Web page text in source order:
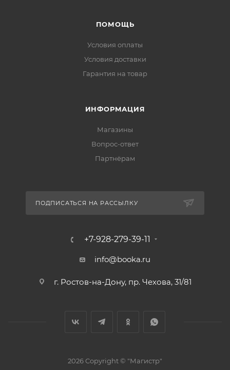
ПОМОЩЬ
Условия оплаты
Условия доставки
Гарантия на товар
ИНФОРМАЦИЯ
Магазины
Вопрос-ответ
Партнёрам
ПОДПИСАТЬСЯ НА РАССЫЛКУ
+7-928-279-39-11
info@booka.ru
г. Ростов-на-Дону, пр. Чехова, 31/81
2026 Copyright © "Магистр"